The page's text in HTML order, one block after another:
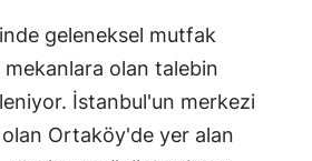
geleneksel mutfak
olan talebin
İstanbul'un merkezi
Ortaköy'de yer alan